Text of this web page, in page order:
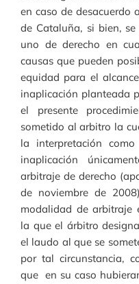
en caso de desacuerdo
de Cataluña, si bien,
uno de derecho en
causas que pueden
equidad para el
inaplicación planteada
el presente
sometido al arbitro la
la interpretación
inaplicación
arbitraje de derecho
de noviembre de
modalidad de arbitraje
la que el árbitro
el laudo al que se
por tal circunstancia,
que en su caso